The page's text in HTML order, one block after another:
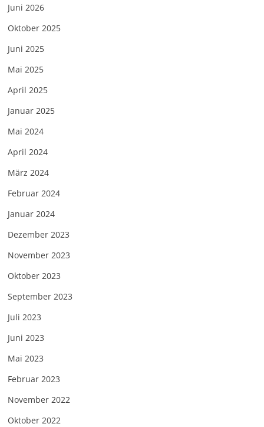
Juni 2026
Oktober 2025
Juni 2025
Mai 2025
April 2025
Januar 2025
Mai 2024
April 2024
März 2024
Februar 2024
Januar 2024
Dezember 2023
November 2023
Oktober 2023
September 2023
Juli 2023
Juni 2023
Mai 2023
Februar 2023
November 2022
Oktober 2022